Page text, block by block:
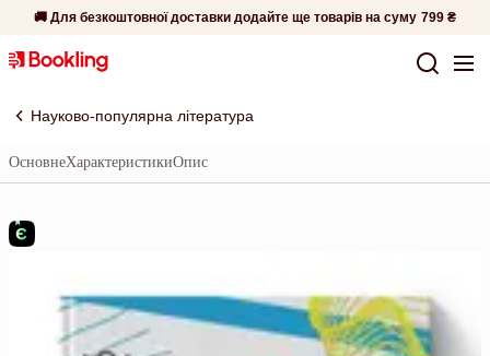
🚚 Для безкоштовної доставки додайте ще товарів на суму 799 ₴
Науково-популярна література
ОсновнеХарактеристикиОпис